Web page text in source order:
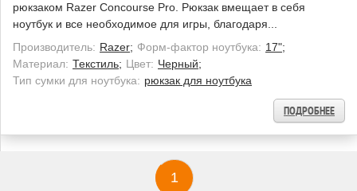
рюкзаком Razer Concourse Pro. Рюкзак вмещает в себя
ноутбук и все необходимое для игры, благодаря...
Производитель: Razer; Форм-фактор ноутбука: 17";
Материал: Текстиль; Цвет: Черный;
Тип сумки для ноутбука: рюкзак для ноутбука
ПОДРОБНЕЕ
1